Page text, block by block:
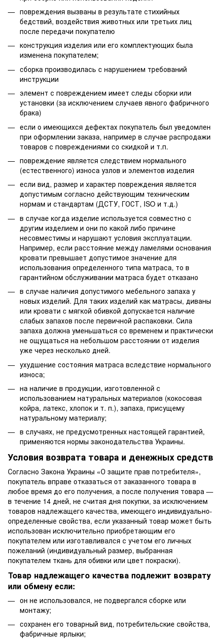
повреждения вызваны в результате стихийных
бедствий, воздействия животных или третьих лиц
после передачи покупателю
конструкция изделия или его комплектующих была
изменена покупателем;
сборка производилась с нарушением требований
инструкции
элемент с повреждением имеет следы сборки или
установки (за исключением случаев явного фабричного
брака)
если о имеющихся дефектах покупатель был уведомлен
при оформлении заказа, например в случае распродажи
товаров с повреждениями со скидкой и т.п.
повреждение является следствием нормального
(естественного) износа узлов и элементов изделия
если вид, размер и характер повреждения является
допустимым согласно действующим техническим
нормам и стандартам (ДСТУ, ГОСТ, ISO и т.д.)
в случае когда изделие используется совместно с
другим изделием и они по какой либо причине
несовместимы и нарушают условия эксплуатации.
Например, если расстояние между ламелями основания
кровати превышает допустимое значение для
использования определенного типа матраса, то в
гарантийном обслуживании матраса будет отказано
в случае наличия допустимого мебельного запаха у
новых изделий. Для таких изделий как матрасы, диваны
или кровати с мягкой обивкой допускается наличие
слабых запахов после первичной распаковки. Сила
запаха должна уменьшаться со временем и практически
не ощущаться на небольшом расстоянии от изделия
уже через несколько дней.
ухудшение состояния матраса вследствие нормального
износа;
на наличие в продукции, изготовленной с
использованием натуральных материалов (кокосовая
койра, латекс, хлопок и т. п.), запаха, присущему
натуральному материалу;
в случаях, не предусмотренных настоящей гарантией,
применяются нормы законодательства Украины.
Условия возврата товара и денежных средств
Согласно Закона Украины «О защите прав потребителя»,
покупатель вправе отказаться от заказанного товара в
любое время до его получения, а после получения товара —
в течение 14 дней, не считая дня покупки, за исключением
товаров надлежащего качества, имеющего индивидуально-
определенные свойства, если указанный товар может быть
использован исключительно приобретающим его
покупателем или изготавливался с учетом его личных
пожеланий (индивидуальный размер, выбранная
покупателем ткань для обивки или цвет покраски).
Товар надлежащего качества подлежит возврату
или обмену если:
он не использовался, не подвергался сборке или
монтажу;
сохранен его товарный вид, потребительские свойства,
фабричные ярлыки;